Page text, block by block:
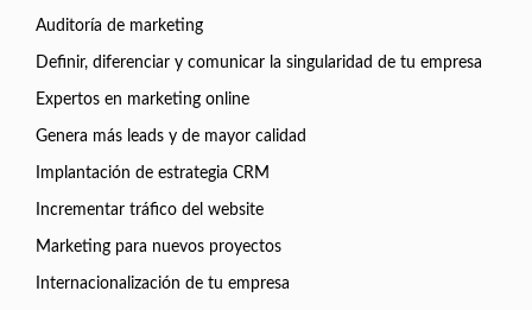
Auditoría de marketing
Definir, diferenciar y comunicar la singularidad de tu empresa
Expertos en marketing online
Genera más leads y de mayor calidad
Implantación de estrategia CRM
Incrementar tráfico del website
Marketing para nuevos proyectos
Internacionalización de tu empresa